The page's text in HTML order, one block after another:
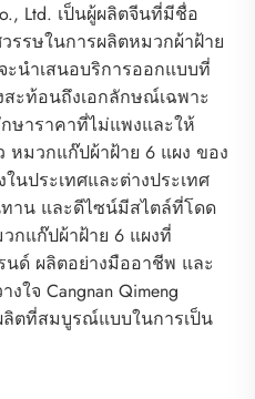
Ltd. เป็นผู้ผลิตจีนที่มีชื่อ
รรษในการผลิตหมวกผ้าฝ้าย
นำเสนอบริการออกแบบที่
ะท้อนถึงเอกลักษณ์เฉพาะ
ษาราคาที่ไม่แพงและให้
หมวกแก๊ปผ้าฝ้าย 6 แผง ของ
นประเทศและต่างประเทศ
าน และดีไซน์มีสไตล์ที่โดด
กแก๊ปผ้าฝ้าย 6 แผงที่
ด์ ผลิตอย่างมืออาชีพ และ
ใจ Cangnan Qimeng
ลิตที่สมบูรณ์แบบในการเป็น